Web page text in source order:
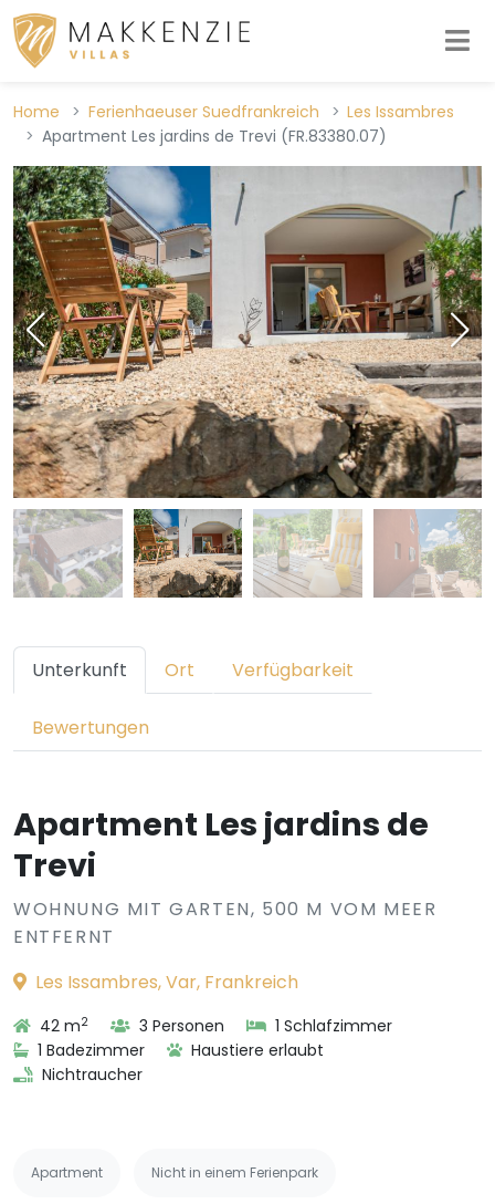
Home Ferienhaeuser Suedfrankreich
Les Issambres
Apartment Les jardins de Trevi (FR.83380.07)
Unterkunft Ort Verfügbarkeit
Bewertungen
Apartment Les jardins de
Trevi
WOHNUNG MIT GARTEN, 500 M VOM MEER
ENTFERNT
Les Issambres, Var, Frankreich
42 m2 3 Personen
1 Schlafzimmer
1 Badezimmer
Haustiere erlaubt
Nichtraucher
Apartment Nicht in einem Ferienpark